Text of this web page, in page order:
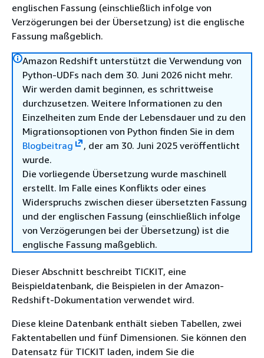
englischen Fassung (einschließlich infolge von
Verzögerungen bei der Übersetzung) ist die englische
Fassung maßgeblich.
Amazon Redshift unterstützt die Verwendung von
Python-UDFs nach dem 30. Juni 2026 nicht mehr.
Wir werden damit beginnen, es schrittweise
durchzusetzen. Weitere Informationen zu den
Einzelheiten zum Ende der Lebensdauer und zu den
Migrationsoptionen von Python finden Sie in dem
Blogbeitrag
, der am 30. Juni 2025 veröffentlicht
wurde.
Die vorliegende Übersetzung wurde maschinell
erstellt. Im Falle eines Konflikts oder eines
Widerspruchs zwischen dieser übersetzten Fassung
und der englischen Fassung (einschließlich infolge
von Verzögerungen bei der Übersetzung) ist die
englische Fassung maßgeblich.
Dieser Abschnitt beschreibt TICKIT, eine
Beispieldatenbank, die Beispielen in der Amazon-
Redshift-Dokumentation verwendet wird.
Diese kleine Datenbank enthält sieben Tabellen, zwei
Faktentabellen und fünf Dimensionen. Sie können den
Datensatz für TICKIT laden, indem Sie die